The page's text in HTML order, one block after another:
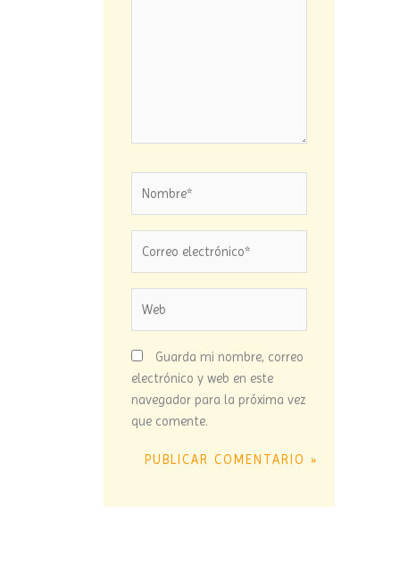
Guarda mi nombre, correo
electrónico y web en este
navegador para la próxima vez
que comente.